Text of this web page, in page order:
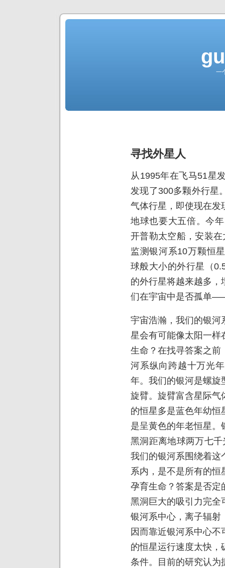
一
寻找外星人
从1995年在飞马51星
发现了300多颗外行星
气体行星，即使现在发
地球也要大五倍。今
开普勒太空船，安装
监测银河系10万颗恒
球般大小的外行星（
的外行星将越来越多
们在宇宙中是否孤单
宇宙浩瀚，我们的银河
星会有可能像太阳一样
生命？在找寻答案之前
河系纵向跨越十万光
年。我们的银河是螺旋
旋臂。旋臂富含星际气
的恒星多是蓝色年幼
是呈黄色的年老恒星
黑洞距离地球两万七
我们的银河系围绕着这
系内，是不是所有的
孕育生命？答案是否定
黑洞巨大的吸引力完全
银河系中心，离子辐射
因而靠近银河系中心
的恒星运行速度太快
条件。目前的研究认为